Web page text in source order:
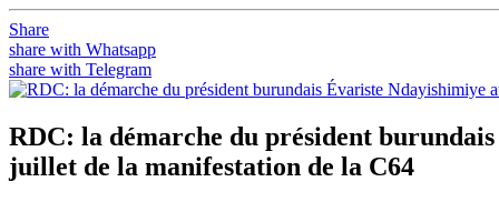
Share
share with Whatsapp
share with Telegram
RDC: la démarche du président
juillet de la manifestation de la C64